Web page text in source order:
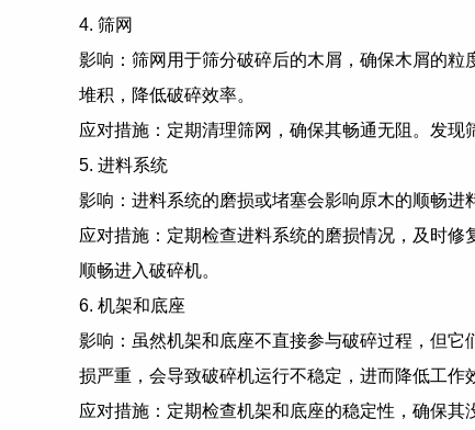
4. 筛网
影响：筛网用于筛分破碎后的木屑，确保木屑的
堆积，降低破碎效率。
应对措施：定期清理筛网，确保其畅通无阻。发现
5. 进料系统
影响：进料系统的磨损或堵塞会影响原木的顺畅进
应对措施：定期检查进料系统的磨损情况，及时
顺畅进入破碎机。
6. 机架和底座
影响：虽然机架和底座不直接参与破碎过程，但
损严重，会导致破碎机运行不稳定，进而降低工作
应对措施：定期检查机架和底座的稳定性，确保其